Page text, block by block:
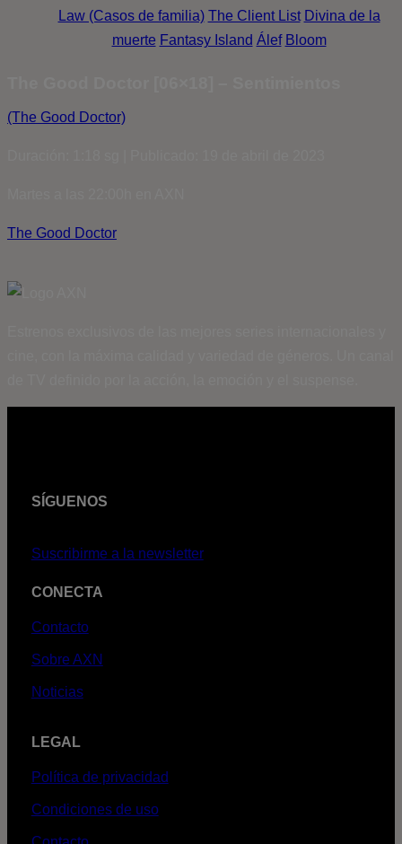
Law (Casos de familia) The Client List Divina de la
muerte Fantasy Island Álef Bloom
(The Good Doctor)
The Good Doctor
SÍGUENOS
Suscribirme a la newsletter
CONECTA
Contacto
Sobre AXN
Noticias
LEGAL
Política de privacidad
Condiciones de uso